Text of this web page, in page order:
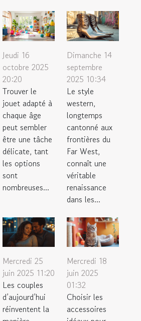
Jeudi 16
octobre 2025
20:20
Trouver le
jouet adapté à
chaque âge
peut sembler
être une tâche
délicate, tant
les options
sont
nombreuses...
Dimanche 14
septembre
2025 10:34
Le style
western,
longtemps
cantonné aux
frontières du
Far West,
connaît une
véritable
renaissance
dans les...
Mercredi 25
juin 2025 11:20
Les couples
d’aujourd’hui
réinventent la
Mercredi 18
juin 2025
01:32
Choisir les
accessoires